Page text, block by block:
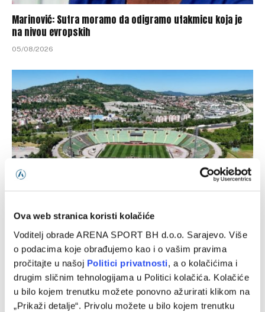
Ova web stranica koristi kolačiće
Voditelj obrade ARENA SPORT BH d.o.o. Sarajevo. Više
o podacima koje obrađujemo kao i o vašim pravima
pročitajte u našoj Politici privatnosti, a o kolačićima i
drugim sličnim tehnologijama u Politici kolačića. Kolačiće
u bilo kojem trenutku možete ponovno ažurirati klikom na
„Prikaži detalje“. Privolu možete u bilo kojem trenutku
Marinović: Sutra moramo da odigramo utakmicu koja je
na nivou evropskih
05/08/2026
FK Sarajevo: Do daljnjeg nećemo moći igrati na Koševu
05/08/2026